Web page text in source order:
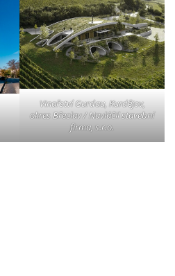
Vinařství Gurdau, Kurdějov,
okres Břeclav / Navláčil stavební
firma, s.r.o.